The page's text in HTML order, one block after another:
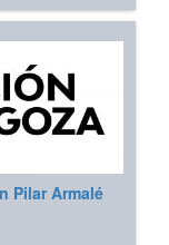
Pilar Armalé